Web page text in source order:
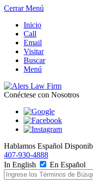
Cerrar Menú
Inicio
Call
Email
Visitar
Buscar
Menú
Conéctese con Nosotros
Hablamos Español
407-930-4888
In English
En Español